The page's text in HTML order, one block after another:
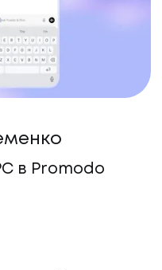
в Promodo